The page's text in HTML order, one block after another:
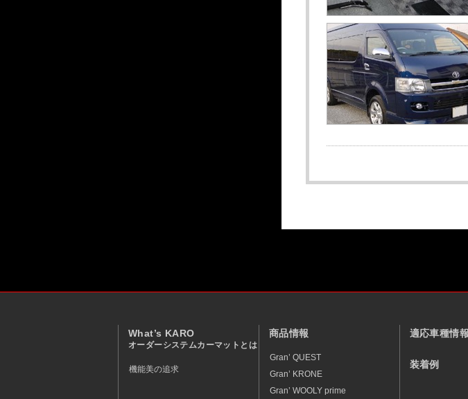
What’s KARO
オーダーシステムカーマットとは
機能美の追求
商品情報
Gran’ QUEST
Gran’ KRONE
Gran’ WOOLY prime
適応車種情報
装着例